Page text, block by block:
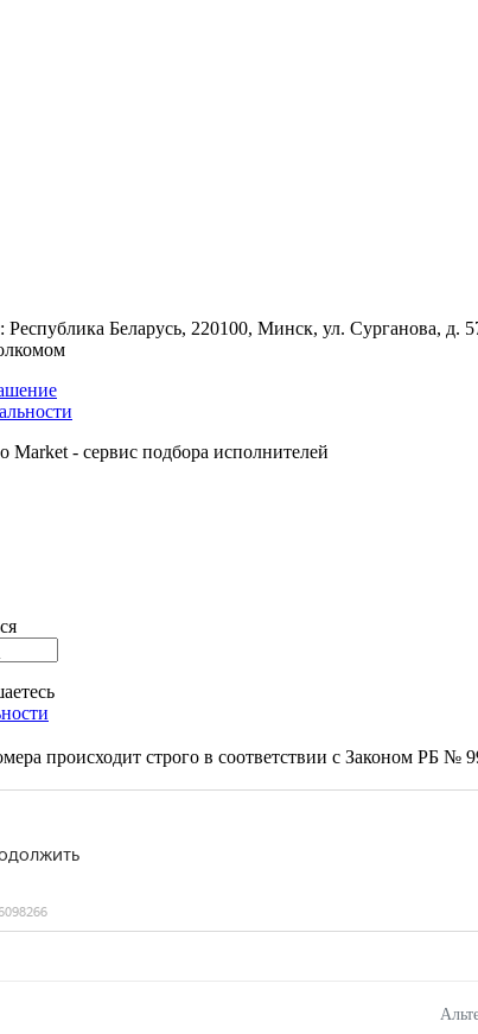
Беларусь, 220100, Минск, ул. Сурганова, д.
- сервис подбора исполнителей
происходит строго в соответствии с Законом